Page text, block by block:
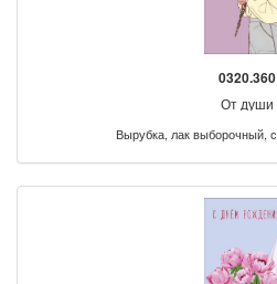
0320.360
От души
Вырубка, лак выборочный,